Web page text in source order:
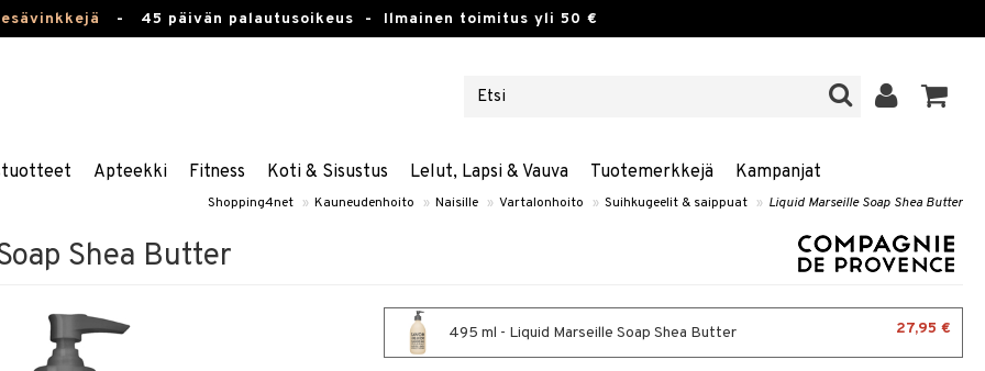
- 45 päivän palautusoikeus - Ilmainen toimitus yli 50 €
Apteekki Fitness Koti & Sisustus Lelut, Lapsi & Vauva Tuotemerkkejä Kampanjat
Shopping4net » Kauneudenhoito » Naisille » Vartalonhoito » Suihkugeelit & saippuat » Liquid Marseille Soap Shea Butter
Shea Butter
495 ml - Liquid Marseille Soap Shea Butter 27,95 €